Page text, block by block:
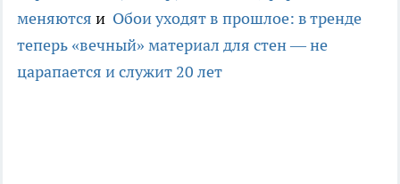
меняются и Обои уходят в прошлое: в тренде
теперь «вечный» материал для стен — не
царапается и служит 20 лет